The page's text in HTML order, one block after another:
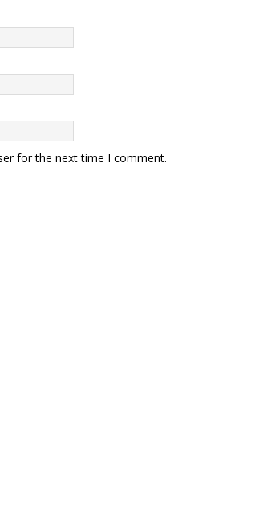
for the next time I comment.